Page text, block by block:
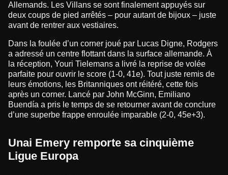
Allemands. Les Villans se sont finalement appuyés sur
deux coups de pied arrêtés – pour autant de bijoux – juste
avant de rentrer aux vestiaires.
Dans la foulée d’un corner joué par Lucas Digne, Rodgers
a adressé un centre flottant dans la surface allemande. À
la réception, Youri Tielemans a livré la reprise de volée
parfaite pour ouvrir le score (1-0, 41e). Tout juste remis de
leurs émotions, les Britanniques ont réitéré, cette fois
après un corner. Lancé par John McGinn, Emiliano
Buendía a pris le temps de se retourner avant de conclure
d’une superbe frappe enroulée imparable (2-0, 45e+3).
Unai Emery remporte sa cinquième
Ligue Europa